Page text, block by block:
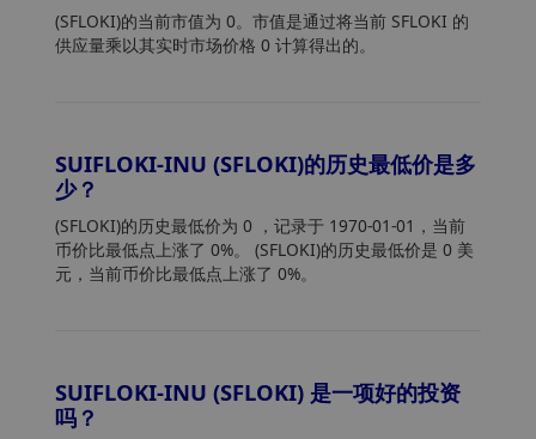
(SFLOKI)的当前市值为 0。市值是通过将当前 SFLOKI 的
供应量乘以其实时市场价格 0 计算得出的。
SUIFLOKI-INU (SFLOKI)的历史最低价是多
少？
(SFLOKI)的历史最低价为 0 ，记录于 1970-01-01，当前
币价比最低点上涨了 0%。 (SFLOKI)的历史最低价是 0 美
元，当前币价比最低点上涨了 0%。
SUIFLOKI-INU (SFLOKI) 是一项好的投资
吗？